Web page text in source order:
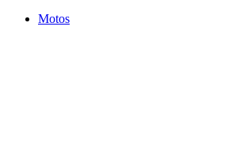
Motos